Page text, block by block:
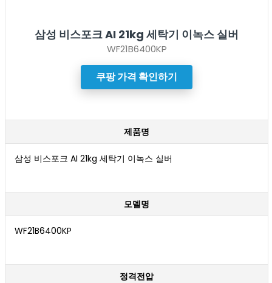
삼성 비스포크 AI 21kg 세탁기 이녹스 실버
WF21B6400KP
쿠팡 가격 확인하기
제품명
삼성 비스포크 AI 21kg 세탁기 이녹스 실버
모델명
WF21B6400KP
정격전압